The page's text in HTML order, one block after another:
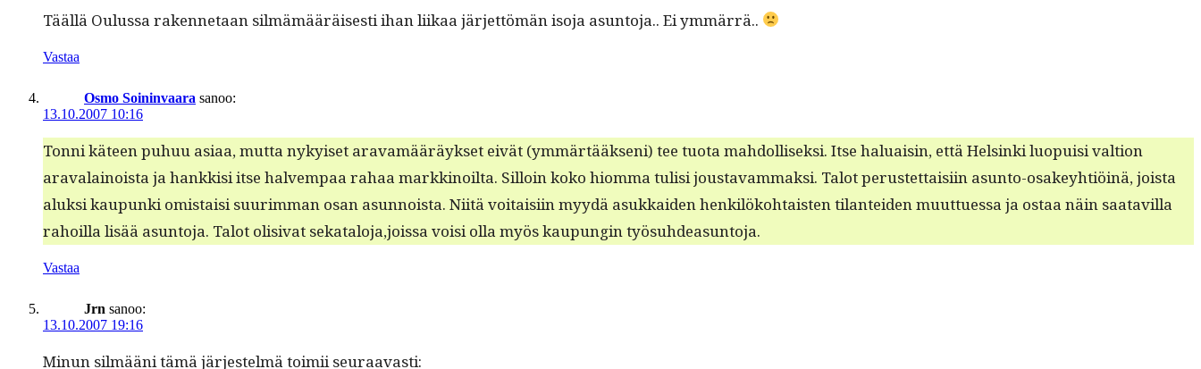
Tääl­lä Oulus­sa raken­netaan silmämääräis­es­ti ihan liikaa jär­jet­tömän iso­ja asun­to­ja.. Ei ymmärrä..
Vastaa
Osmo Soininvaara sanoo:
13.10.2007 10:16
Ton­ni käteen puhuu asi­aa, mut­ta nykyiset aravamääräyk­set eivät (ymmärtääk­seni) tee tuo­ta mah­dol­lisek­si. Itse halu­aisin, että Helsin­ki luopuisi val­tion
aravalain­oista ja han­kkisi itse halvem­paa rahaa markki­noil­ta. Sil­loin koko hiom­ma tulisi jous­tavam­mak­si. Talot perustet­taisi­in asun­to-osakey­htiöinä, joista
aluk­si kaupun­ki omis­taisi suurim­man osan asun­noista. Niitä voitaisi­in myy­dä asukkaiden henkilöko­htais­ten tilantei­den muuttues­sa ja ostaa näin saatavil­la
rahoil­la lisää asun­to­ja. Talot oli­si­vat sekataloja,joissa voisi olla myös kaupun­gin työsuhdeasuntoja.
Vastaa
Jrn sanoo:
13.10.2007 19:16
Min­un silmääni tämä jär­jestelmä toimii seuraavasti: